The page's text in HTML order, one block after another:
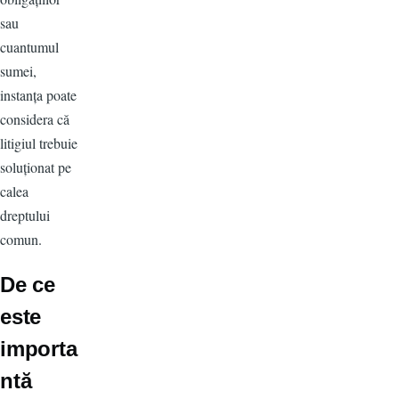
sau
cuantumul
sumei,
instanța poate
considera că
litigiul trebuie
soluționat pe
calea
dreptului
comun.
De ce
este
importa
ntă